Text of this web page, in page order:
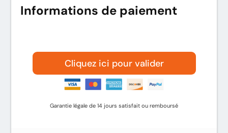
Informations de paiement
Cliquez ici pour valider
Garantie légale de 14 jours satisfait ou remboursé